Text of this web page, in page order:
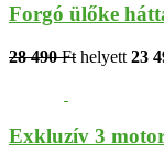
Forgó ülőke
28 490 Ft helyett 23
Exkluzív 3